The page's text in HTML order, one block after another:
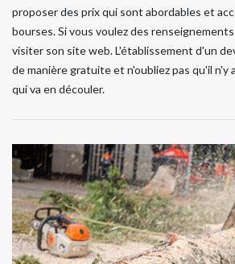
proposer des prix qui sont abordables et
bourses. Si vous voulez des
visiter son site web. L'établissement d'un
de manière gratuite et n'oubliez pas qu'il n'y
qui va en découler.